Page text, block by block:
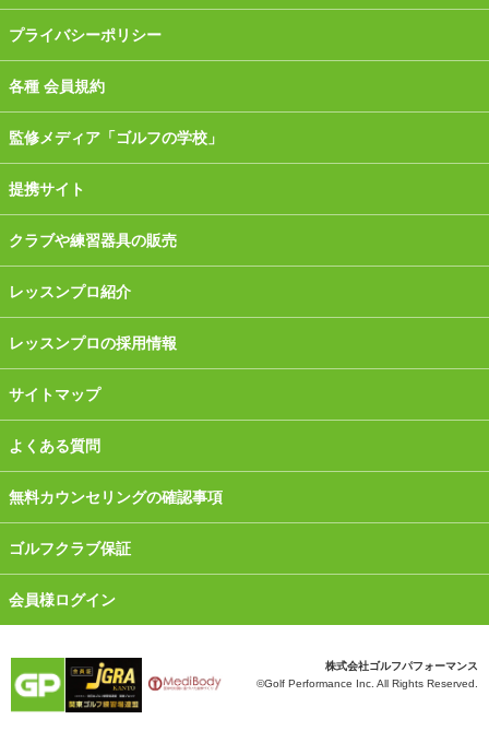
プライバシーポリシー
各種 会員規約
監修メディア「ゴルフの学校」
提携サイト
クラブや練習器具の販売
レッスンプロ紹介
レッスンプロの採用情報
サイトマップ
よくある質問
無料カウンセリングの確認事項
ゴルフクラブ保証
会員様ログイン
株式会社ゴルフパフォーマンス
©Golf Performance Inc. All Rights Reserved.